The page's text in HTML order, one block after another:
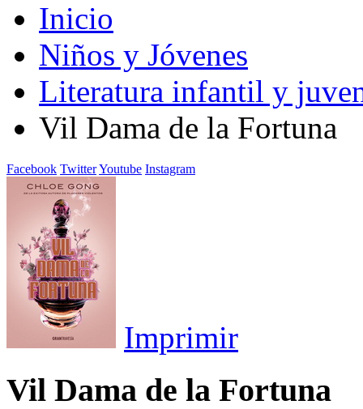
Inicio
Niños y Jóvenes
Literatura infantil y
Vil Dama de la Fortuna
Facebook TwitterYoutube Instagram
Imprimir
Vil Dama de la Fortuna